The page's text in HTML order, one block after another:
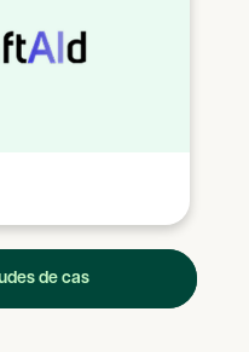
de cas